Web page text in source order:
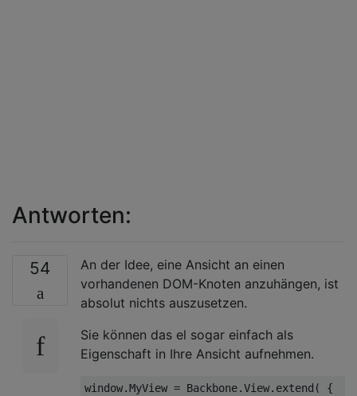
Antworten:
54
An der Idee, eine Ansicht an einen
vorhandenen DOM-Knoten anzuhängen, ist
absolut nichts auszusetzen.
Sie können das el sogar einfach als
Eigenschaft in Ihre Ansicht aufnehmen.
window.MyView = Backbone.View.extend( {